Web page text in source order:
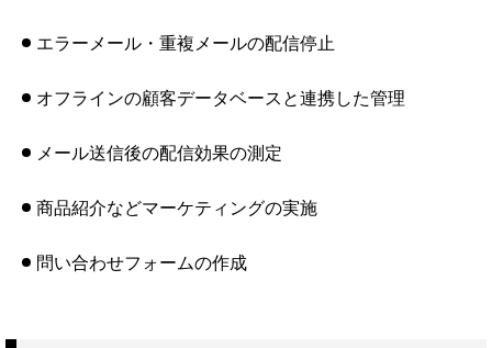
エラーメール・重複メールの配信停止
オフラインの顧客データベースと連携した管理
メール送信後の配信効果の測定
商品紹介などマーケティングの実施
問い合わせフォームの作成